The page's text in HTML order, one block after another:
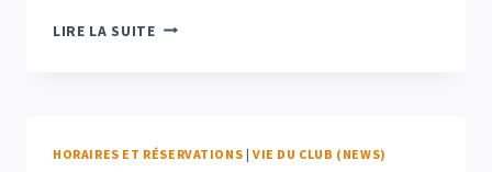
LIRE LA SUITERENTRÉE
HORAIRES ET RÉSERVATIONS |VIE DU CLUB (NEWS)